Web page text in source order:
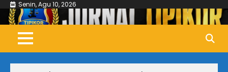
Skip
content
Senin, Agu 10, 2026